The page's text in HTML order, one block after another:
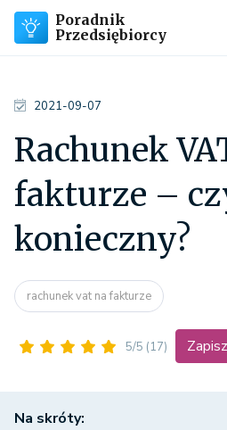
Poradnik
Przedsiębiorcy
2021-09-07
Rachunek
fakturze –
konieczny?
rachunek vat na fakturze
5/5 (17)
Na skróty: